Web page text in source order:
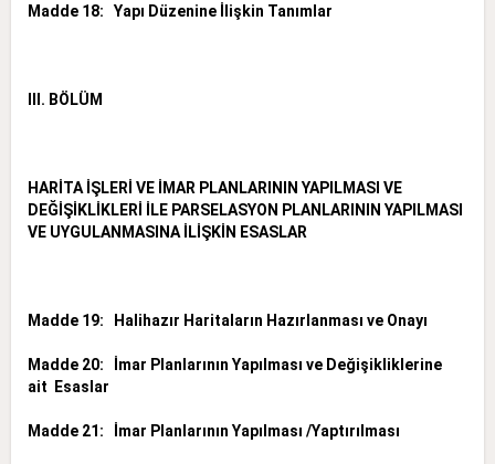
Madde 18: Yapı Düzenine İlişkin Tanımlar
III. BÖLÜM
HARİTA İŞLERİ VE İMAR PLANLARININ YAPILMASI VE
DEĞİŞİKLİKLERİ İLE PARSELASYON PLANLARININ YAPILMASI
VE UYGULANMASINA İLİŞKİN ESASLAR
Madde 19: Halihazır Haritaların Hazırlanması ve Onayı
Madde 20: İmar Planlarının Yapılması ve Değişikliklerine
ait Esaslar
Madde 21: İmar Planlarının Yapılması /Yaptırılması